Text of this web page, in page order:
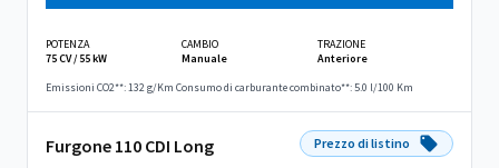
POTENZA
75 CV / 55 kW
CAMBIO
Manuale
TRAZIONE
Anteriore
Emissioni CO2**: 132 g/Km Consumo di carburante combinato**: 5.0 l/100 Km
Furgone 110 CDI Long Prezzo di listino